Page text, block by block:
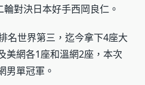
對決日本好手西岡良仁。
名世界第三，迄今拿下4座大
美網各1座和溫網2座，本次
男單冠軍。